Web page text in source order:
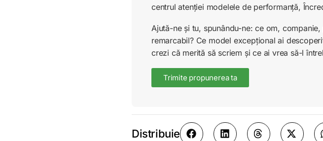
centrul atenției modelele de performanță,
Ajută-ne și tu, spunându-ne: ce om,
remarcabil? Ce model excepțional ai
crezi că merită să scriem și ce ai vrea să-l
Trimite propunerea ta
Distribuie